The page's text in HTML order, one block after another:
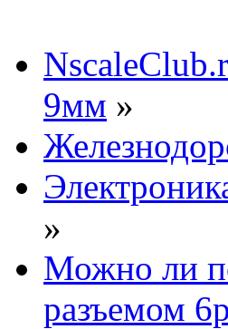
9мм »
»
Можно ли
разъемом